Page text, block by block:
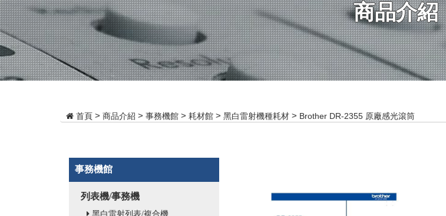
商品介紹
首頁 商品介紹 事務機館 耗材館 黑白雷射機種耗材 Brother DR-2355 原廠感光滾筒
事務機館
列表機/事務機
黑白雷射列表/複合機